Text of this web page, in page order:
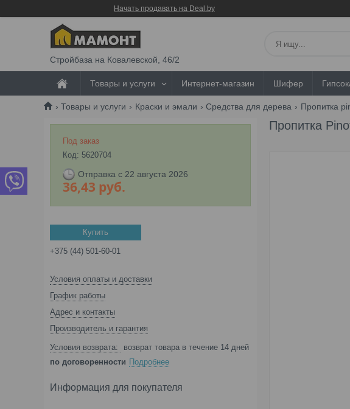
Начать продавать на Deal.by
Стройбаза на Ковалевской, 46/2
Товары и услуги Интернет-магазин Шифер
Товары и услуги Краски и эмали Средства для дерева Пропитка
Пропитка
Под заказ
Код: 5620704
Отправка с 22 августа 2026
36,43 руб.
Купить
+375 (44) 501-60-01
Условия оплаты и доставки
График работы
Адрес и контакты
Производитель и гарантия
возврат товара в течение 14 дней
по договоренности Подробнее
Информация для покупателя